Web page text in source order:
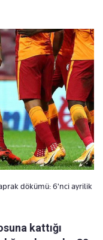
dökümü: 6'nci ayrilik
kattığı